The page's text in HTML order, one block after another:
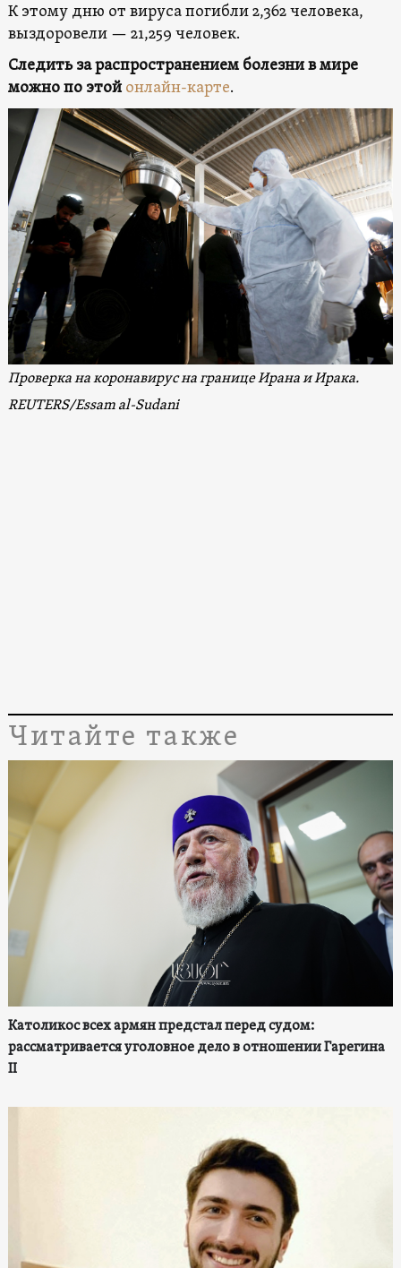
К этому дню от вируса погибли 2,362 человека,
выздоровели — 21,259 человек.
Следить за распространением болезни в мире
можно по этой онлайн-карте.
Проверка на коронавирус на границе Ирана и Ирака.
REUTERS/Essam al-Sudani
Читайте также
Католикос всех армян предстал перед судом:
рассматривается уголовное дело в отношении Гарегина
II